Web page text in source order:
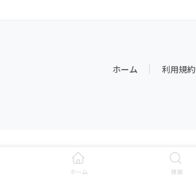
ホーム 利用規約
ホーム 検索